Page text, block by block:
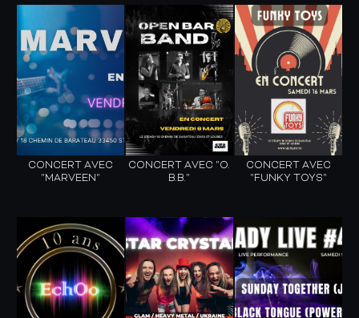
CONCERT AVEC
"MARVEEN"
CONCERT AVEC "O.
B.B."
CONCERT AVEC
"FUNKY TOYS"